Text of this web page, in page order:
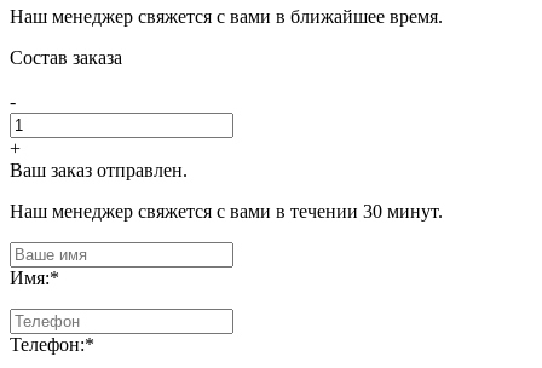
Наш менеджер свяжется с вами в ближайшее время.
Состав заказа
-
+
Ваш заказ отправлен.
Наш менеджер свяжется с вами в течении 30 минут.
Имя:*
Телефон:*